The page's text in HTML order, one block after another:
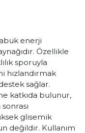
enerji
Özellikle
sporuyla
hızlandırmak
sağlar.
katkıda bulunur,
glisemik
değildir. Kullanım